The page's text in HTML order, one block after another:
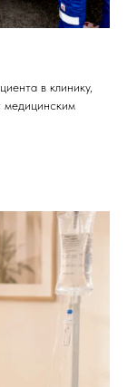
в клинику,
медицинским